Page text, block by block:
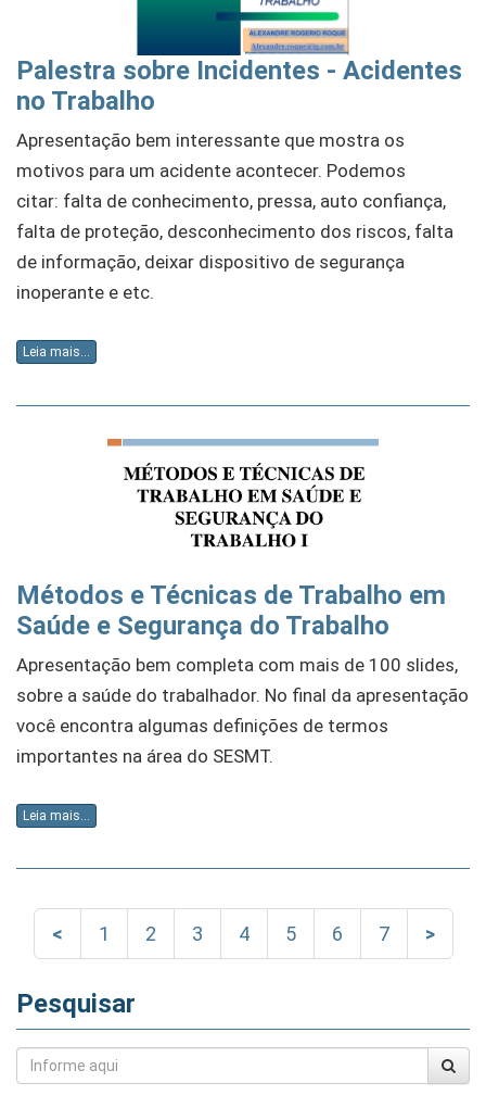
Palestra sobre Incidentes - Acidentes
no Trabalho
Apresentação bem interessante que mostra os
motivos para um acidente acontecer. Podemos
citar: falta de conhecimento, pressa, auto confiança,
falta de proteção, desconhecimento dos riscos, falta
de informação, deixar dispositivo de segurança
inoperante e etc.
Leia mais...
Métodos e Técnicas de Trabalho em
Saúde e Segurança do Trabalho
Apresentação bem completa com mais de 100 slides,
sobre a saúde do trabalhador. No final da apresentação
você encontra algumas definições de termos
importantes na área do SESMT.
Leia mais...
< 1 2 3 4 5 6 7 >
Pesquisar